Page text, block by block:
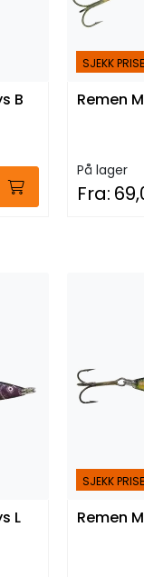
B
SJEKK
Remen
På lager
Fra:
L
SJEKK
Remen